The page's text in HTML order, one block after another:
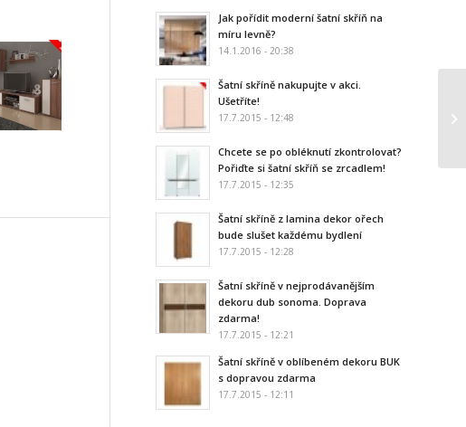
Jak pořídit moderní šatní skříň na
míru levně?
14.1.2016 - 20:38
Šatní skříně nakupujte v akci.
Ušetříte!
17.7.2015 - 12:48
Chcete se po obléknutí zkontrolovat?
Pořiďte si šatní skříň se zrcadlem!
17.7.2015 - 12:35
Šatní skříně z lamina dekor ořech
bude slušet každému bydlení
17.7.2015 - 12:28
Šatní skříně v nejprodávanějším
dekoru dub sonoma. Doprava
zdarma!
17.7.2015 - 12:21
Šatní skříně v oblíbeném dekoru BUK
s dopravou zdarma
17.7.2015 - 12:11